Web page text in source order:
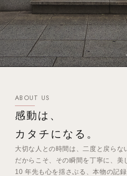
ABOUT US
感動は、
カタチになる。
大切な人との時間は、二度と戻らな
だからこそ、その瞬間を丁寧に、美
10 年先も心を揺さぶる、本物の記録